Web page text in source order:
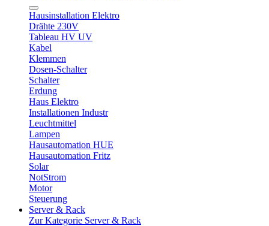
Hausinstallation Elektro
Drähte 230V
Tableau HV UV
Kabel
Klemmen
Dosen-Schalter
Schalter
Erdung
Haus Elektro
Installationen Industr
Leuchtmittel
Lampen
Hausautomation HUE
Hausautomation Fritz
Solar
NotStrom
Motor
Steuerung
Server & Rack
Zur Kategorie Server & Rack